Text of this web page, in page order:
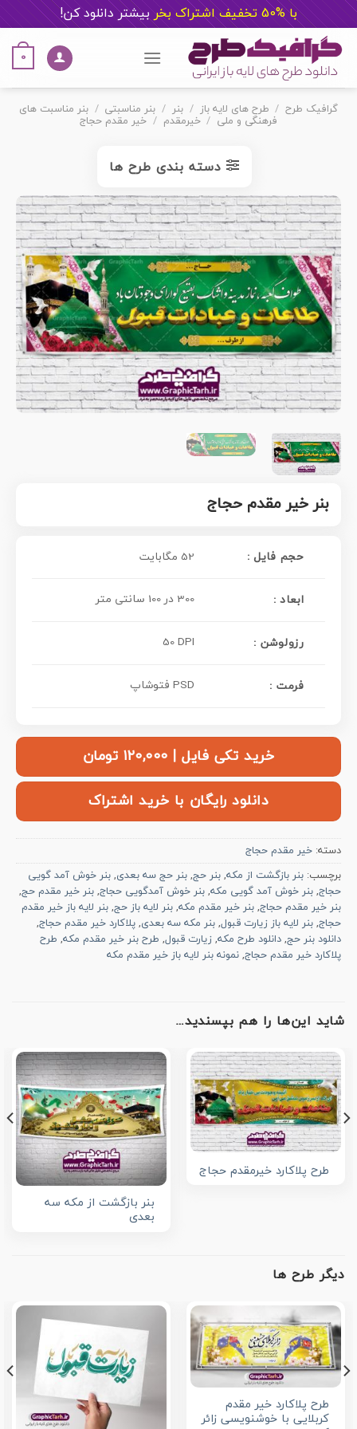
با %50 تخفیف اشتراک بخر بیشتر دانلود کن!
content
0
گرافیک طرح / طرح های لایه باز / بنر / بنر مناسبتی / بنر مناسبت های
فرهنگی و ملی / خیرمقدم / خیر مقدم حجاج
دسته بندی طرح ها
بنر خیر مقدم حجاج
حجم فایل : 52 مگابایت
ابعاد : 300 در 100 سانتی متر
رزولوشن : 50 DPI
فرمت : PSD فتوشاپ
خرید تکی فایل | ۱۲۰,۰۰۰ تومان
دانلود رایگان با خرید اشتراک
دسته: خیر مقدم حجاج
برچسب: بنر بازگشت از مکه, بنر حج, بنر حج سه بعدی, بنر خوش آمد گویی
حجاج, بنر خوش آمد گویی مکه, بنر خوش آمدگویی حجاج, بنر خیر مقدم حج,
بنر خیر مقدم حجاج, بنر خیر مقدم مکه, بنر لایه باز حج, بنر لایه باز خیر مقدم
حجاج, بنر لایه باز زیارت قبول, بنر مکه سه بعدی, پلاکارد خیر مقدم حجاج,
دانلود بنر حج, دانلود طرح مکه, زیارت قبول, طرح بنر خیر مقدم مکه, طرح
پلاکارد خیر مقدم حجاج, نمونه بنر لایه باز خیر مقدم مکه
شاید این‌ها را هم بپسندید…
طرح پلاکارد خیرمقدم حجاج
بنر بازگشت از مکه سه
بعدی
دیگر طرح ها
طرح پلاکارد خیر مقدم
کربلایی با خوشنویسی زائر